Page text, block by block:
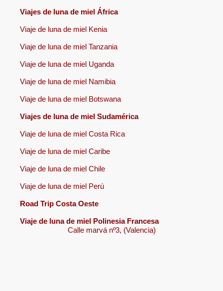
Viajes de luna de miel África
Viaje de luna de miel Kenia
Viaje de luna de miel Tanzania
Viaje de luna de miel Uganda
Viaje de luna de miel Namibia
Viaje de luna de miel Botswana
Viajes de luna de miel Sudamérica
Viaje de luna de miel Costa Rica
Viaje de luna de miel Caribe
Viaje de luna de miel Chile
Viaje de luna de miel Perú
Road Trip Costa Oeste
Viaje de luna de miel Polinesia Francesa
Calle marvá nº3, (Valencia)